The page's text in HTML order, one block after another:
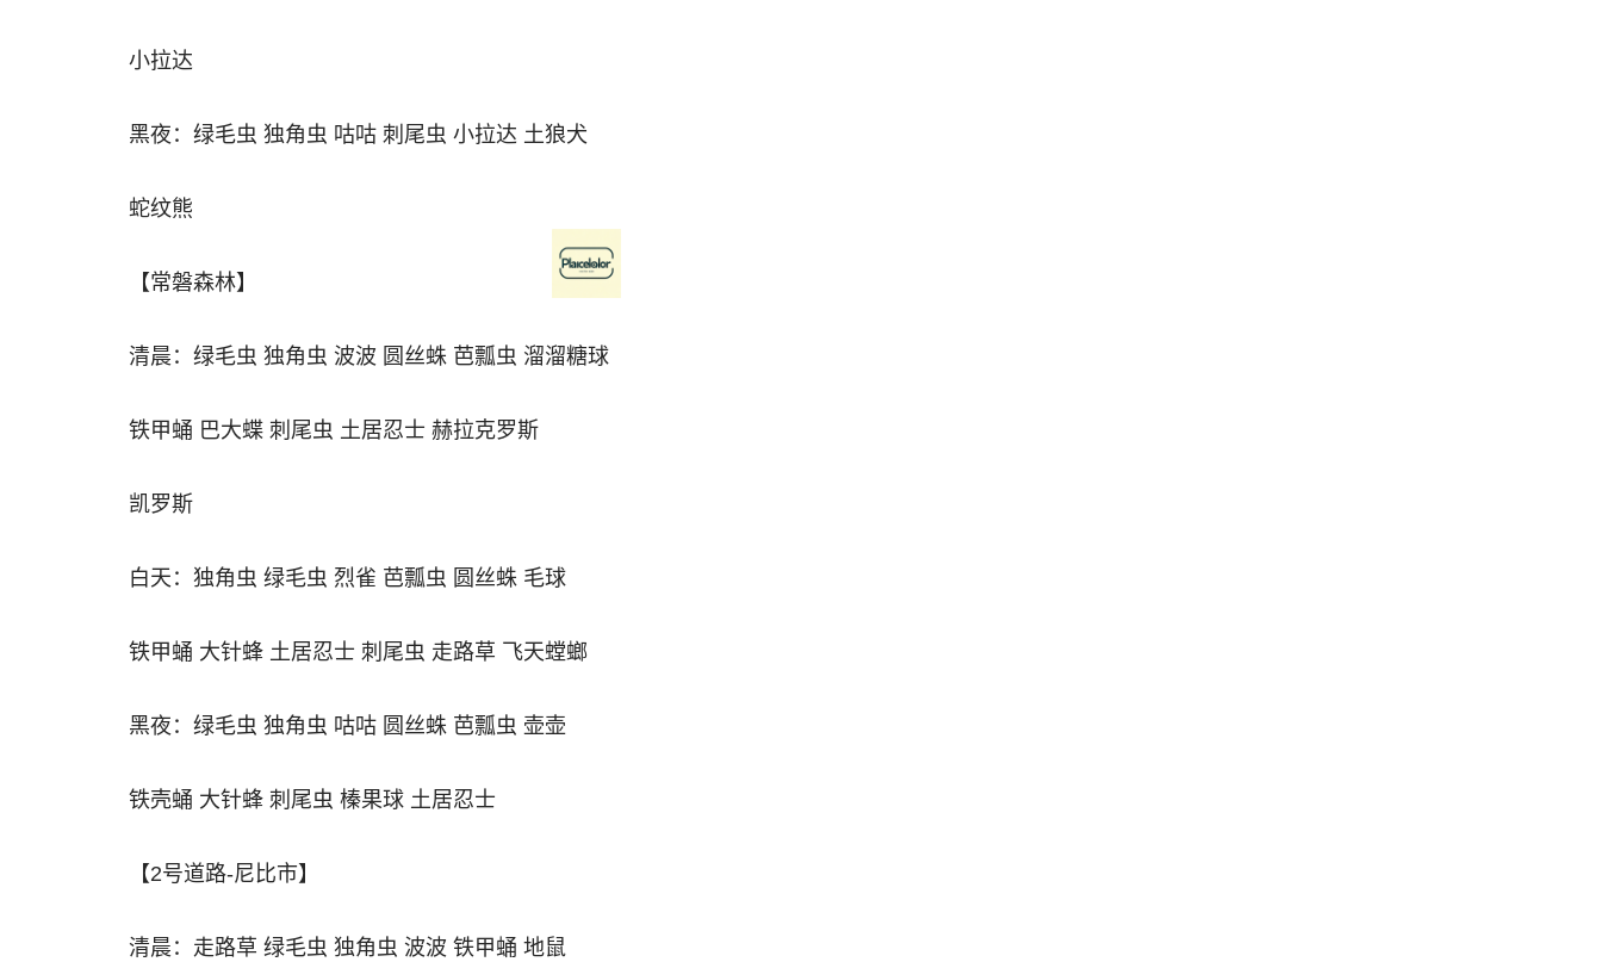
小拉达
黑夜：绿毛虫 独角虫 咕咕 刺尾虫 小拉达 土狼犬
蛇纹熊
【常磐森林】
清晨：绿毛虫 独角虫 波波 圆丝蛛 芭瓢虫 溜溜糖球
铁甲蛹 巴大蝶 刺尾虫 土居忍士 赫拉克罗斯
凯罗斯
白天：独角虫 绿毛虫 烈雀 芭瓢虫 圆丝蛛 毛球
铁甲蛹 大针蜂 土居忍士 刺尾虫 走路草 飞天螳螂
黑夜：绿毛虫 独角虫 咕咕 圆丝蛛 芭瓢虫 壶壶
铁壳蛹 大针蜂 刺尾虫 榛果球 土居忍士
【2号道路-尼比市】
清晨：走路草 绿毛虫 独角虫 波波 铁甲蛹 地鼠